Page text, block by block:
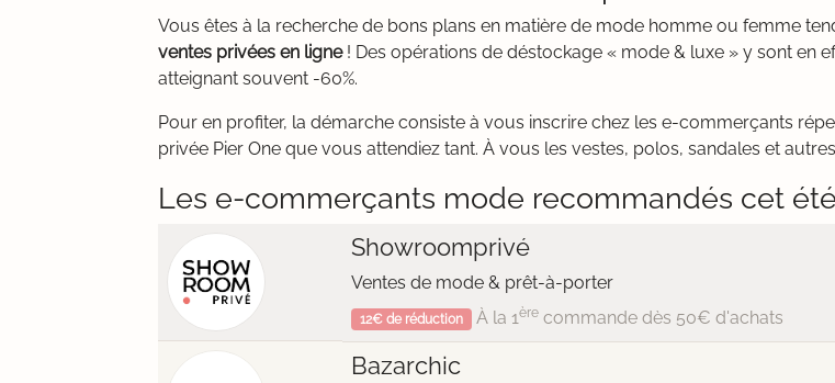
Vous êtes à la recherche de bons plans en matière de mode homme ou femme
ventes privées en ligne! Des opérations de déstockage « mode & luxe » y sont en
atteignant souvent -60%.
Pour en profiter, la démarche consiste à vous inscrire chez les e-commerçants
privée Pier One que vous attendiez tant. À vous les vestes, polos, sandales et
Les e-commerçants mode recommandés cet été
Showroomprivé
Ventes de mode & prêt-à-porter
12€ de réduction À la 1èrecommande dès 50€ d'achats
Bazarchic